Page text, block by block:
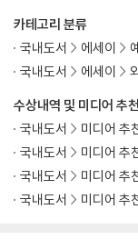
수상내역 및 미디어 추
국내도서
미디어 추
국내도서
미디어 추
국내도서
미디어 추
국내도서
미디어 추
카테고리 분류
국내도서
에세이
국내도서
에세이